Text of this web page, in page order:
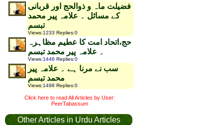
فضیلت ماہ و ذوالحج اور قربانی
کے مسائل ۔ علامہ پیر محمد
تبسم
Views:1233 Replies:0
حج،اتحاد امت کا عطیم مظاہرہ
۔ علامہ پیر محمد تبسم
Views:1446 Replies:0
سب نے مرنا ہے ۔ علامہ پیر
محمد تبسم
Views:1498 Replies:0
Click here to read All Articles by User:
PeerTabassum
Other Articles in Urdu Articles